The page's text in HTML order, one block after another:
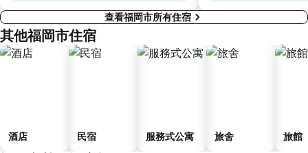
查看福岡市所有住宿
其他福岡市住宿
酒店 民宿 服務式公寓 旅舍 旅館